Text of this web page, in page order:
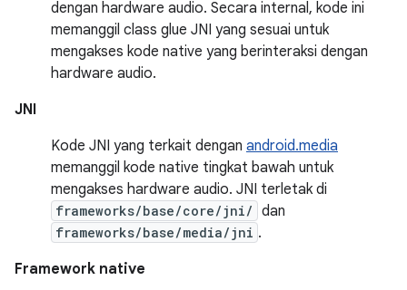
dengan hardware audio. Secara internal, kode ini
memanggil class glue JNI yang sesuai untuk
mengakses kode native yang berinteraksi dengan
hardware audio.
JNI
Kode JNI yang terkait dengan android.media
memanggil kode native tingkat bawah untuk
mengakses hardware audio. JNI terletak di
frameworks/base/core/jni/ dan
frameworks/base/media/jni .
Framework native